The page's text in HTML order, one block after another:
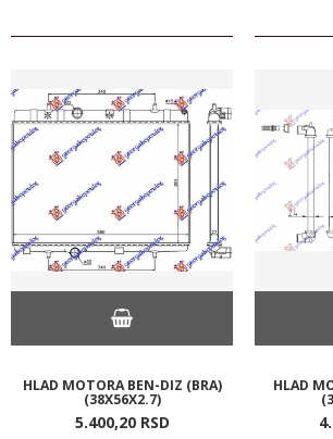
HLAD MOTORA BEN-DIZ (BRA)
(38X56X2.7)
5.400,20 RSD
HLAD